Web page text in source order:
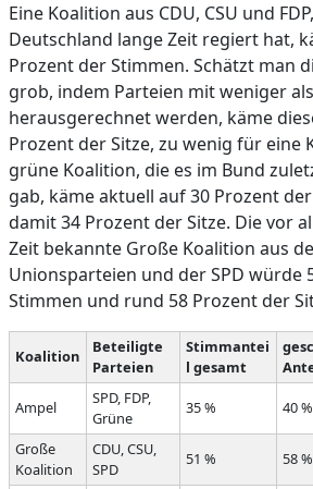
Eine Koalition aus CDU, CSU und
Deutschland lange Zeit regiert hat,
Prozent der Stimmen. Schätzt man
grob, indem Parteien mit weniger
herausgerechnet werden, käme
Prozent der Sitze, zu wenig für eine
grüne Koalition, die es im Bund
gab, käme aktuell auf 30 Prozent
damit 34 Prozent der Sitze. Die vor
Zeit bekannte Große Koalition aus
Unionsparteien und der SPD würde
Stimmen und rund 58 Prozent der
Koalition
Beteiligte
Parteien
Stimmantei
l gesamt
Ampel
SPD, FDP,
Grüne
35 % 40 %
Große
Koalition
CDU, CSU,
SPD
51 % 58 %